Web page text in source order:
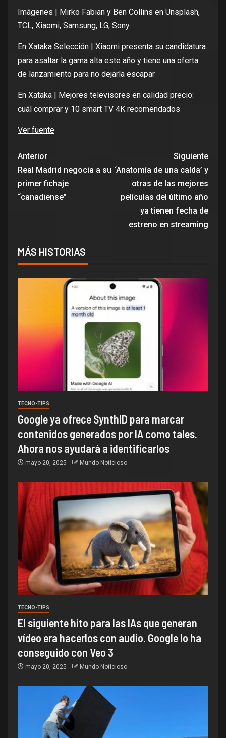
Imágenes | Mirko Fabian y Ben Collins en Unsplash,
TCL, Xiaomi, Samsung, LG, Sony
En Xataka Selección | Xiaomi presenta su candidatura
para asaltar la gama alta este año y tiene una oferta
de lanzamiento para no dejarla escapar
En Xataka | Mejores televisores en calidad precio:
cuál comprar y 10 smart TV 4K recomendados
Ver fuente
Anterior
Real Madrid negocia a su
primer fichaje
“canadiense”
Siguiente
‘Anatomía de una caída’ y
otras de las mejores
películas del último año
ya tienen fecha de
estreno en streaming
MÁS HISTORIAS
TECNO-TIPS
Google ya ofrece SynthID para marcar
contenidos generados por IA como tales.
Ahora nos ayudará a identificarlos
mayo 20, 2025 Mundo Noticioso
TECNO-TIPS
El siguiente hito para las IAs que generan
vídeo era hacerlos con audio. Google lo ha
conseguido con Veo 3
mayo 20, 2025 Mundo Noticioso